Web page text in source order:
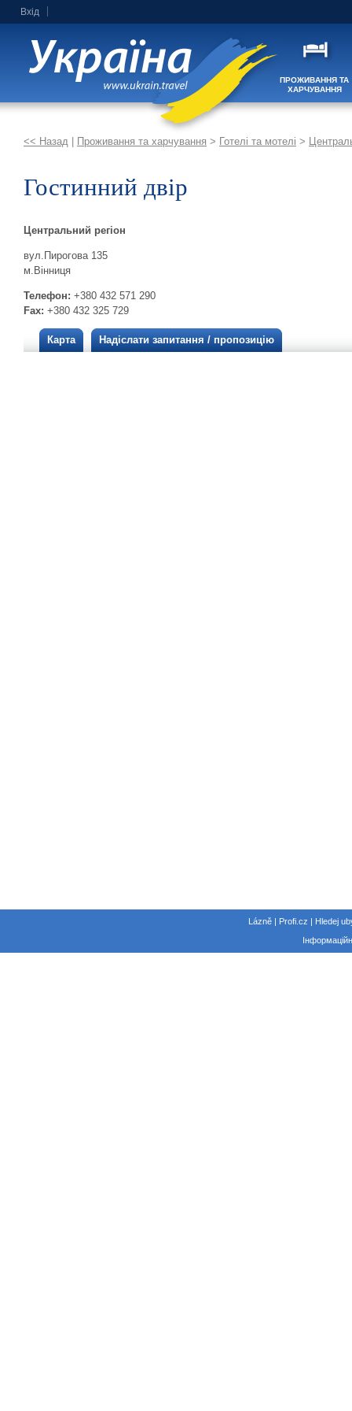
Вхід
ПРОЖИВАННЯ ТА
ХАРЧУВАННЯ
<< Назад Проживання та харчування > Готелі та мотелі >
Гостинний двір
Центральний регіон
вул.Пирогова 135
м.Вінниця‎
Телефон: +380 432 571 290
Fax: +380 432 325 729
Карта Надіслати запитання / пропозицію
Lázně | Profi.cz | Hledej